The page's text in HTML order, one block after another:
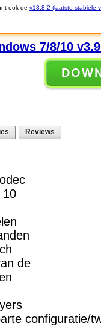
ook de v13.8.2 (laatste stabiele
7/8/10
Reviews
10
de
configuratie/